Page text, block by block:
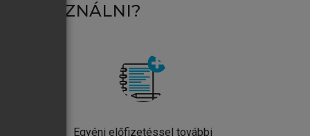
HASZNÁLNI?
Egyéni előfizetéssel további